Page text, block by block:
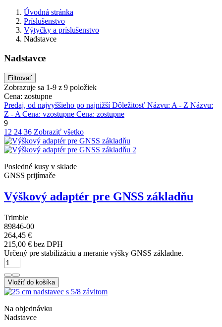
Úvodná stránka
Príslušenstvo
Výtyčky a príslušenstvo
Nadstavce
Nadstavce
Filtrovať
Zobrazuje sa 1-9 z 9 položiek
Cena: zostupne
Predaj, od najvyššieho po najnižšíDôležitosť Názvu: A - Z Názvu:
Z - ACena: vzostupne Cena: zostupne
9
12 24 36 Zobraziť všetko
Posledné kusy v sklade
GNSS prijímače
Výškový adaptér pre GNSS základňu
Trimble
89846-00
264,45 €
215,00 € bez DPH
Určený pre stabilizáciu a meranie výšky GNSS základne.
Vložiť do košíka
Na objednávku
Nadstavce